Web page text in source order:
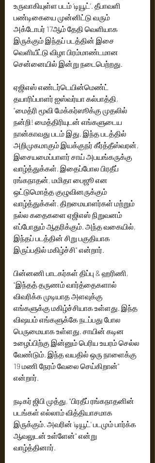
உருவாகியுள்ள படம் ‘டியூட்’. தீபாவளி
பண்டிகையை முன்னிட்டு வரும்
அக்டோபர் 17ஆம் தேதி வெளியாக
இருக்கும் இந்தப் படத்தின் இசை
வெளியீட்டு விழா பிரம்மாண்டமான
சென்னையில் இன்று நடைபெற்றது.
ஏஜிஎஸ் எண்டர்டெயின்மெண்ட்
தயாரிப்பாளர் ஐஸ்வர்யா கல்பாத்தி,
"மைத்ரி மூவி மேக்கர்ஸூக்கு முதலில்
நன்றி! மைத்திரியுடன் எங்களுடைய
நான்காவது படம் இது. இந்த படத்தில்
அறிமுகமாகும் இயக்குநர் கீர்த்தீஸ்வரன்,
இசையமைப்பாளர் சாய் அபயங்கருக்கு
வாழ்த்துக்கள். இதைப்போல பிரதீப்
ரங்கநாதன், மமிதா பைஜூ என
ஒட்டுமொத்த குழுவினருக்கும்
வாழ்த்துக்கள். திறமையாளர்கள் மற்றும்
நல்ல கதைகளை ஏஜிஎஸ் நிறுவனம்
எப்போதும் ஆதரிக்கும். அந்த வகையில்,
இந்தப் படத்தின் சிறு பகுதியாக
இருப்பதில் மகிழ்ச்சி" என்றார்.
பின்னணி பாடகர்கள் திப்பு & ஹரிணி,
"இந்தத் தருணம் வார்த்தைகளால்
விவரிக்க முடியாத அளவுக்கு
எங்களுக்கு மகிழ்ச்சியாக உள்ளது. இந்த
விஷயம் எங்களுக்கே நடப்பது போல
பெருமையாக உள்ளது. சாயின் கடின
உழைப்பிற்கு இன்னும் பெரிய உயரம் செல்ல
வேண்டும். இந்த வயதில் ஒரு நாளைக்கு
19 மணி நேரம் வேலை செய்கிறான்"
என்றார்.
நடிகர் ஜிபி முத்து, "பிரதீப் ரங்கநாதனின்
படங்கள் எல்லாம் வித்தியாசமாக
இருக்கும். அவரின் 'டியூட்' படமும் பார்க்க
ஆவலுடன் உள்ளேன்" என்று
வாழ்த்தினார்.